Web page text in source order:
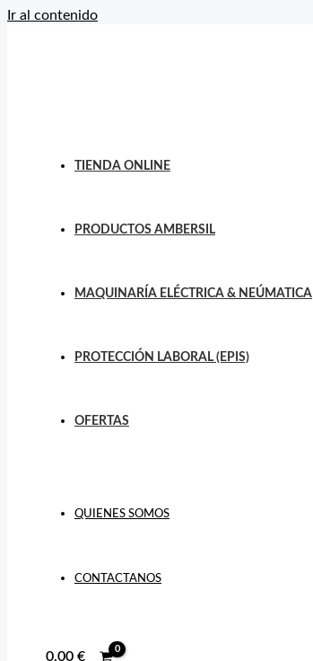
Ir al contenido
TIENDA ONLINE
PRODUCTOS AMBERSIL
MAQUINARÍA ELÉCTRICA & NEÚMATICA
PROTECCIÓN LABORAL (EPIS)
OFERTAS
QUIENES SOMOS
CONTACTANOS
0,00€